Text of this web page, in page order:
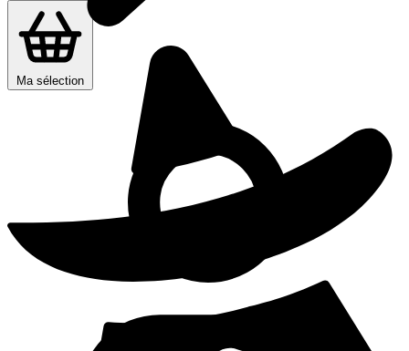
Ma sélection